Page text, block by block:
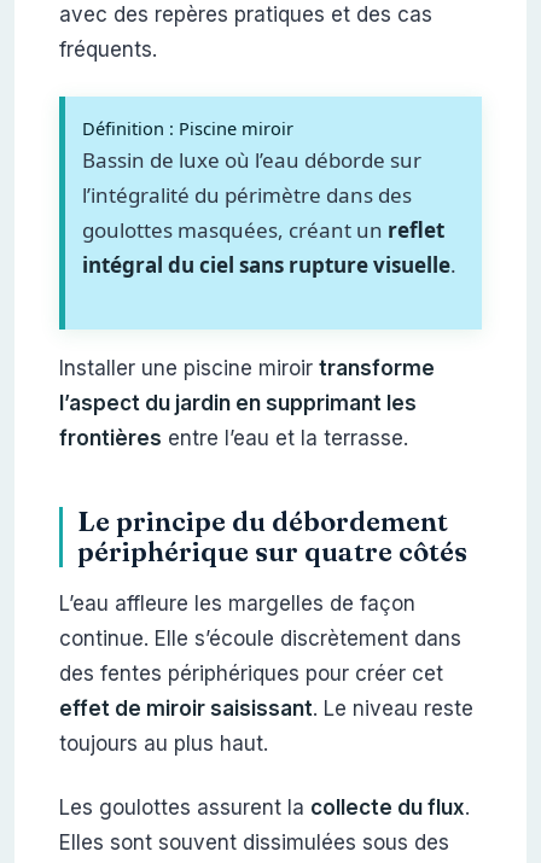
avec des repères pratiques et des cas
fréquents.
Définition : Piscine miroir
Bassin de luxe où l’eau déborde sur
l’intégralité du périmètre dans des
goulottes masquées, créant un reflet
intégral du ciel sans rupture visuelle.
Installer une piscine miroir transforme
l’aspect du jardin en supprimant les
frontières entre l’eau et la terrasse.
Le principe du débordement
périphérique sur quatre côtés
L’eau affleure les margelles de façon
continue. Elle s’écoule discrètement dans
des fentes périphériques pour créer cet
effet de miroir saisissant. Le niveau reste
toujours au plus haut.
Les goulottes assurent la collecte du flux.
Elles sont souvent dissimulées sous des